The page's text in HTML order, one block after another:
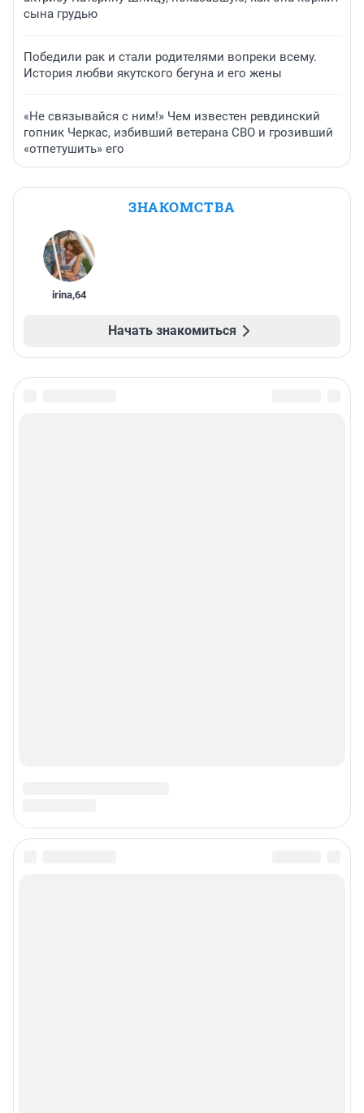
сына грудью
Победили рак и стали родителями вопреки всему.
История любви якутского бегуна и его жены
«Не связывайся с ним!» Чем известен ревдинский
гопник Черкас, избивший ветерана СВО и грозивший
«отпетушить» его
ЗНАКОМСТВА
irina,64
Начать знакомиться